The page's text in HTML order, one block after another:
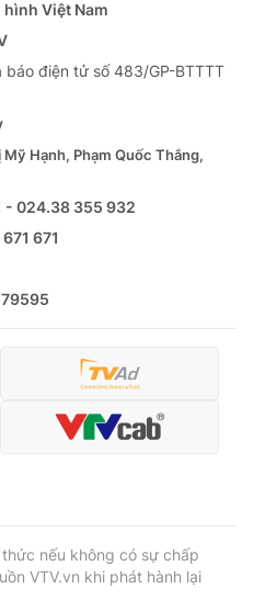
Việt Nam
điện tử số 483/GP-BTTTT
Hạnh, Phạm Quốc Thắng,
- 024.38 355 932
671
nếu không có sự chấp
VTV.vn khi phát hành lại